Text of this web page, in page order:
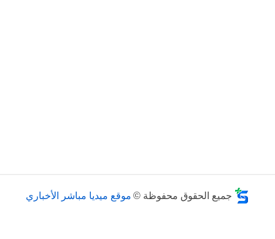
جميع الحقوق محفوظة © موقع ميديا مباشر الأخباري